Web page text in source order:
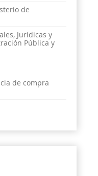
de
Jurídicas y
Pública y
de compra